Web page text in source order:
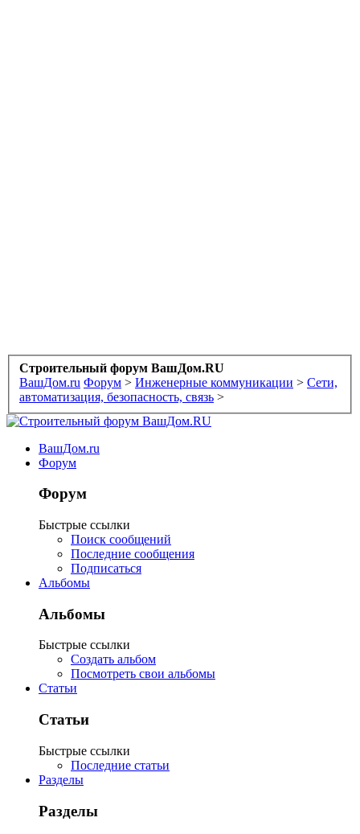
Строительный форум ВашДом.RU
ВашДом.ru Форум > Инженерные коммуникации > Сети,
автоматизация, безопасность, связь >
ВашДом.ru
Форум
Форум
Быстрые ссылки
Поиск сообщений
Последние сообщения
Подписаться
Альбомы
Альбомы
Быстрые ссылки
Создать альбом
Посмотреть свои альбомы
Статьи
Статьи
Быстрые ссылки
Последние статьи
Разделы
Разделы